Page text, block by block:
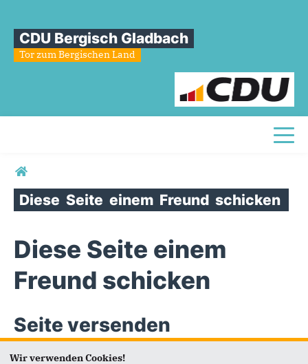
CDU Bergisch Gladbach
Tor zum Bergischen Land
Sie sind hier
Diese Seite einem Freund schicken
Diese Seite einem
Freund schicken
Seite versenden
Wir verwenden Cookies!